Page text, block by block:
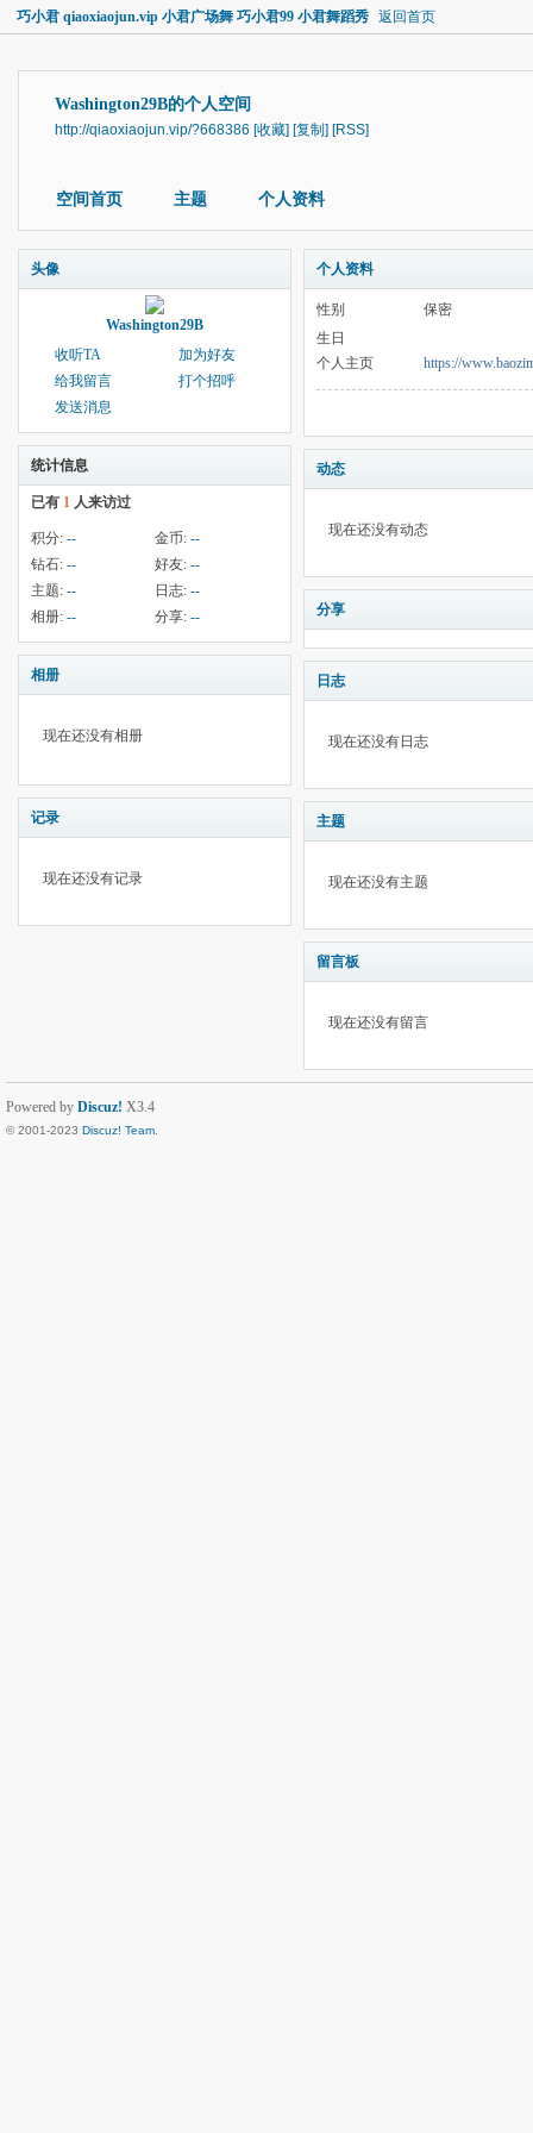
巧小君 qiaoxiaojun.vip 小君广场舞 巧小君99 小君舞蹈秀 返回首页
Washington29B的个人空间
http://qiaoxiaojun.vip/?668386 [收藏] [复制] [RSS]
空间首页 主题 个人资料
头像
Washington29B
收听TA
加为好友
给我留言
打个招呼
发送消息
统计信息
已有 1 人来访过
积分: -- 金币: --
钻石: -- 好友: --
主题: -- 日志: --
相册: -- 分享: --
相册
现在还没有相册
记录
现在还没有记录
个人资料
性别
保密
生日
个人主页
https://
动态
现在还没有动态
分享
日志
现在还没有日志
主题
现在还没有主题
留言板
现在还没有留言
Powered by Discuz! X3.4
© 2001-2023 Discuz! Team